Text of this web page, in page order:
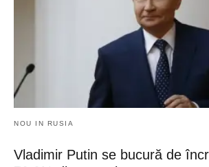
NOU IN RUSIA
Vladimir Putin se bucură de